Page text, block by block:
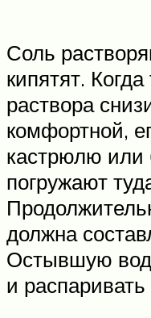
Соль
кипятят.
раствора
комфортной,
кастрюлю
погружают
должна
Остывшую
и